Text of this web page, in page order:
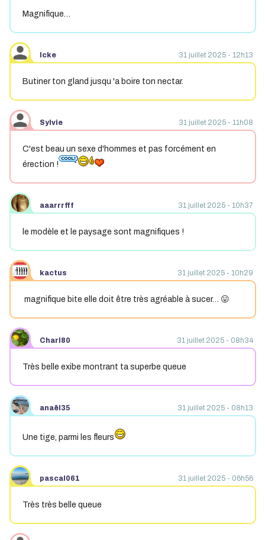
Magnifique…
Icke 31 juillet 2025 - 12h13
Butiner ton gland jusqu 'a boire ton nectar.
Sylvie 31 juillet 2025 - 11h08
C'est beau un sexe d'hommes et pas forcément en
érection !
aaarrrfff 31 juillet 2025 - 10h37
le modèle et le paysage sont magnifiques !
kactus 31 juillet 2025 - 10h29
magnifique bite elle doit être très agréable à sucer… 😛
Charl80 31 juillet 2025 - 08h34
Très belle exibe montrant ta superbe queue
anaël35 31 juillet 2025 - 08h13
Une tige, parmi les fleurs
pascal061 31 juillet 2025 - 06h56
Très très belle queue